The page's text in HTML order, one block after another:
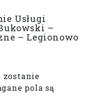
Usługi
–
– Legionowo
zostanie
pola są